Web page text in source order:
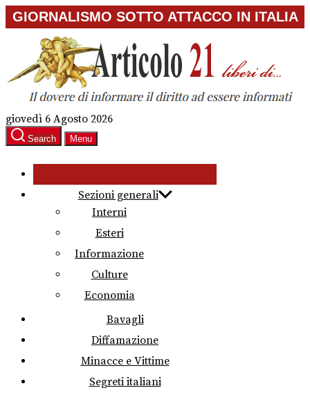
Skip
to
content
GIORNALISMO SOTTO ATTACCO IN ITALIA
giovedì 6 Agosto 2026
Search Menu
Sezioni generali
Interni
Esteri
Informazione
Culture
Economia
Bavagli
Diffamazione
Minacce e Vittime
Segreti italiani